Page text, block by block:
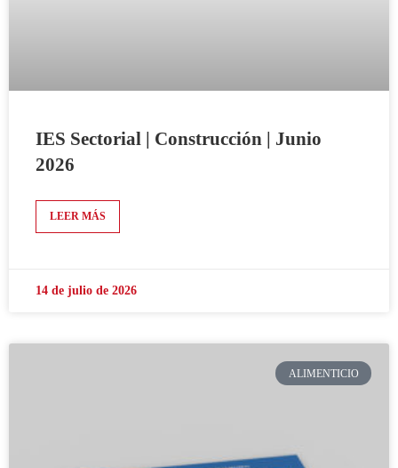
IES Sectorial | Construcción | Junio
2026
LEER MÁS
14 de julio de 2026
ALIMENTICIO